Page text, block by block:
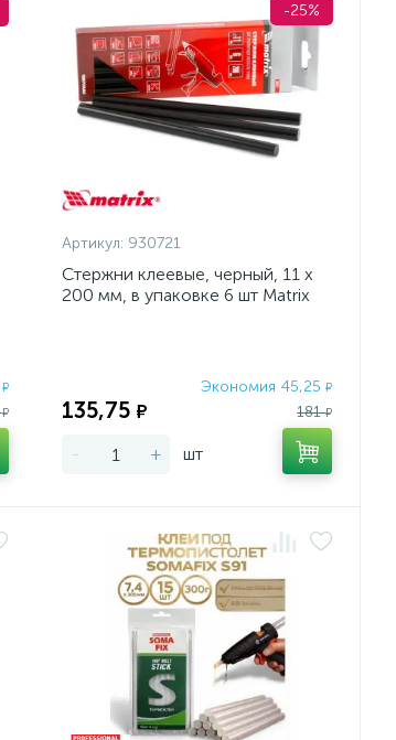
₽
₽
-25%
Артикул: 930721
Стержни клеевые, черный, 11 х
200 мм, в упаковке 6 шт Matrix
Экономия 45,25₽
135,75 ₽ 181₽
- + шт